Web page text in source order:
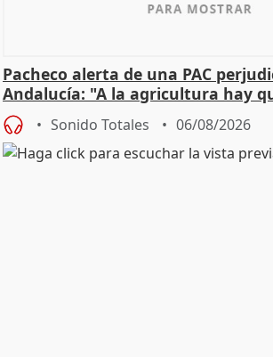
Pacheco alerta de una PAC
Andalucía: "A la agricultura hay
Sonido Totales 06/08/2026